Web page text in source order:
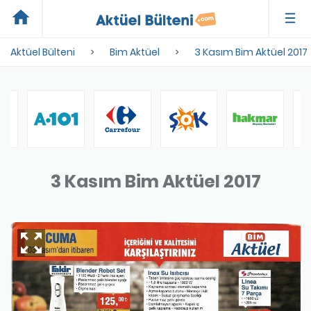
home
Aktüel Bülteni Bim Aktüel 3 Kasım Bim Aktüel 2017
3 Kasım Bim Aktüel 2017